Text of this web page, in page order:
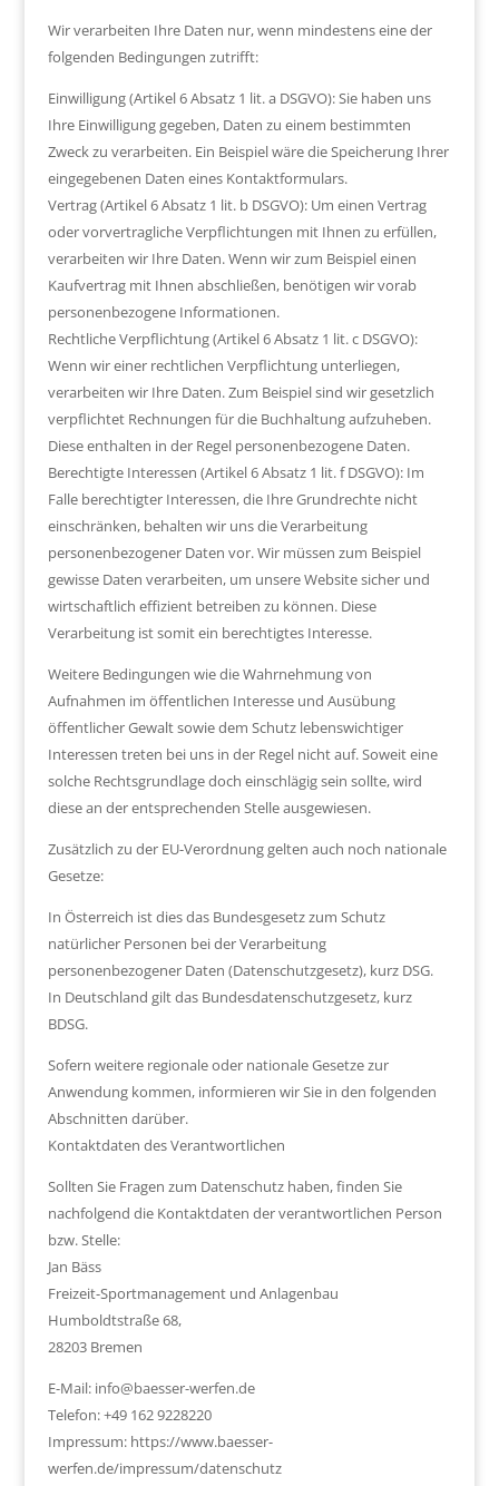
Wir verarbeiten Ihre Daten nur, wenn mindestens eine der
folgenden Bedingungen zutrifft:
Einwilligung (Artikel 6 Absatz 1 lit. a DSGVO): Sie haben uns
Ihre Einwilligung gegeben, Daten zu einem bestimmten
Zweck zu verarbeiten. Ein Beispiel wäre die Speicherung Ihrer
eingegebenen Daten eines Kontaktformulars.
Vertrag (Artikel 6 Absatz 1 lit. b DSGVO): Um einen Vertrag
oder vorvertragliche Verpflichtungen mit Ihnen zu erfüllen,
verarbeiten wir Ihre Daten. Wenn wir zum Beispiel einen
Kaufvertrag mit Ihnen abschließen, benötigen wir vorab
personenbezogene Informationen.
Rechtliche Verpflichtung (Artikel 6 Absatz 1 lit. c DSGVO):
Wenn wir einer rechtlichen Verpflichtung unterliegen,
verarbeiten wir Ihre Daten. Zum Beispiel sind wir gesetzlich
verpflichtet Rechnungen für die Buchhaltung aufzuheben.
Diese enthalten in der Regel personenbezogene Daten.
Berechtigte Interessen (Artikel 6 Absatz 1 lit. f DSGVO): Im
Falle berechtigter Interessen, die Ihre Grundrechte nicht
einschränken, behalten wir uns die Verarbeitung
personenbezogener Daten vor. Wir müssen zum Beispiel
gewisse Daten verarbeiten, um unsere Website sicher und
wirtschaftlich effizient betreiben zu können. Diese
Verarbeitung ist somit ein berechtigtes Interesse.
Weitere Bedingungen wie die Wahrnehmung von
Aufnahmen im öffentlichen Interesse und Ausübung
öffentlicher Gewalt sowie dem Schutz lebenswichtiger
Interessen treten bei uns in der Regel nicht auf. Soweit eine
solche Rechtsgrundlage doch einschlägig sein sollte, wird
diese an der entsprechenden Stelle ausgewiesen.
Zusätzlich zu der EU-Verordnung gelten auch noch nationale
Gesetze:
In Österreich ist dies das Bundesgesetz zum Schutz
natürlicher Personen bei der Verarbeitung
personenbezogener Daten (Datenschutzgesetz), kurz DSG.
In Deutschland gilt das Bundesdatenschutzgesetz, kurz
BDSG.
Sofern weitere regionale oder nationale Gesetze zur
Anwendung kommen, informieren wir Sie in den folgenden
Abschnitten darüber.
Kontaktdaten des Verantwortlichen
Sollten Sie Fragen zum Datenschutz haben, finden Sie
nachfolgend die Kontaktdaten der verantwortlichen Person
bzw. Stelle:
Jan Bäss
Freizeit-Sportmanagement und Anlagenbau
Humboldtstraße 68,
28203 Bremen
E-Mail: info@baesser-werfen.de
Telefon: +49 162 9228220
Impressum: https://www.baesser-
werfen.de/impressum/datenschutz